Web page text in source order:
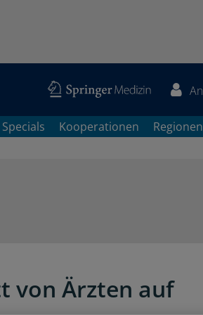
Specials Kooperationen Regionen
von Ärzten auf